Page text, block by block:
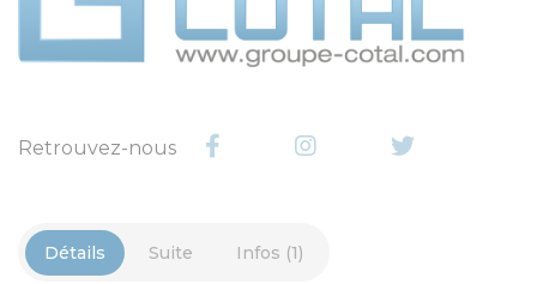
Retrouvez-nous
Détails Suite Infos (1)